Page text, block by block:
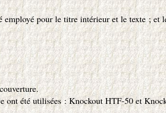
pour le titre intérieur et le texte ; et
ont été utilisées : Knockout HTF-50 et